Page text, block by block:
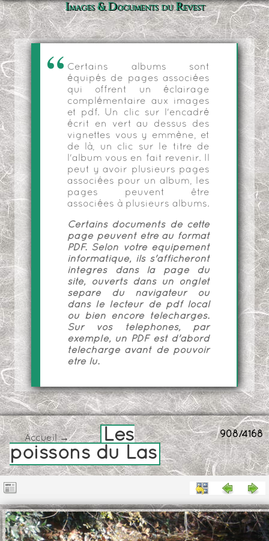
Images & Documents du Revest
Certains albums sont
équipés de pages associées
qui offrent un éclairage
complémentaire aux images
et pdf. Un clic sur l'encadré
écrit en vert au dessus des
vignettes vous y emmène, et
de là, un clic sur le titre de
l'album vous en fait revenir. Il
peut y avoir plusieurs pages
associées pour un album, les
pages peuvent être
associées à plusieurs albums.
Certains documents de cette
page peuvent être au format
PDF. Selon votre équipement
informatique, ils s'afficheront
intégrés dans la page du
site, ouverts dans un onglet
séparé du navigateur ou
dans le lecteur de pdf local
ou bien encore téléchargés.
Sur vos téléphones, par
exemple, un PDF est d'abord
téléchargé avant de pouvoir
être lu.
908/4168
Accueil→
Les
poissons du Las